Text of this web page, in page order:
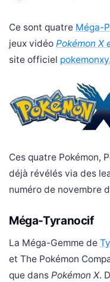
Ce sont quatre Méga-
jeux vidéo Pokémon X
site officiel
Ces quatre Pokémon,
déjà révélés via des
numéro de novembre
Méga-Tyranocif
La Méga-Gemme de
et The Pokémon
que dans Pokémon X.